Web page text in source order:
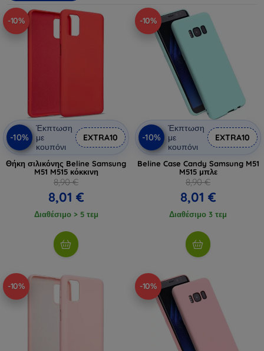
-10%
-10%
Έκπτωση
με
κουπόνι
EXTRA10
Θήκη σιλικόνης Beline Samsung
M51 M515 κόκκινη
8,90 €
8,01 €
Διαθέσιμο > 5 τεμ
-10%
-10%
Έκπτωση
με
κουπόνι
EXTRA10
Beline Case Candy Samsung M51
M515 μπλε
8,90 €
8,01 €
Διαθέσιμο 3 τεμ
-10% -10%